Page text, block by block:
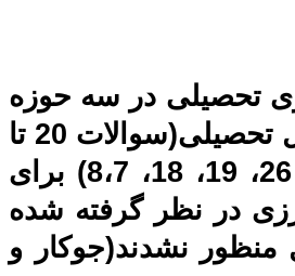
برای بررسی تعلل ورزی تحصیلی در سه حوزه
آماده نمودن تکالیف(سوالات 9 تا 17)، مطالعه برای امتحان(سوالات 1 تا 6) و تهیه مقالات نیم سال تحصیلی(سوالات 20 تا
25 ) ساخته شده و شامل 21 گویه است. افزون بر 21 سوال مذکور، 6 سوال(سوالهای 27، 26، 19، 18، 8،7) برای
در نظر گرفته شده
بنا به پیشنهاد سازنده آن، در محاسبه روایی و پایایی، این 6 سوال منظور نشدند(جوکار و